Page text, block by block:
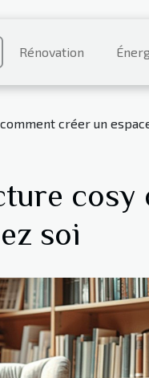
Rénovation
créer un
cosy
soi